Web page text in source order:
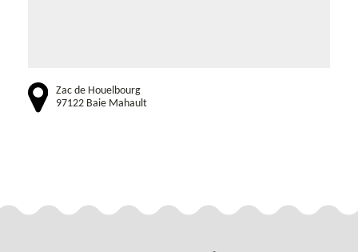
Zac de Houelbourg
97122 Baie Mahault